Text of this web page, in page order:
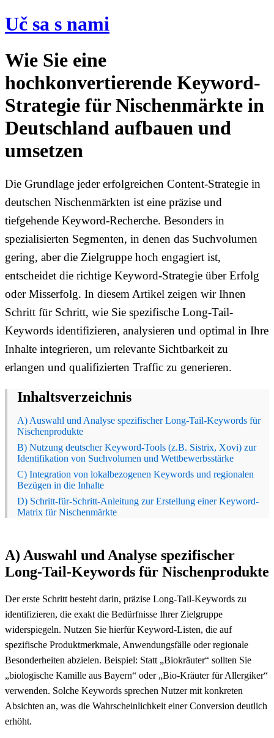
Preskočiť
na
Uč sa s nami
Wie Sie eine
hochkonvertierende Keyword-
Strategie für Nischenmärkte in
Deutschland aufbauen und
umsetzen
Die Grundlage jeder erfolgreichen Content-Strategie in
deutschen Nischenmärkten ist eine präzise und
tiefgehende Keyword-Recherche. Besonders in
spezialisierten Segmenten, in denen das Suchvolumen
gering, aber die Zielgruppe hoch engagiert ist,
entscheidet die richtige Keyword-Strategie über Erfolg
oder Misserfolg. In diesem Artikel zeigen wir Ihnen
Schritt für Schritt, wie Sie spezifische Long-Tail-
Keywords identifizieren, analysieren und optimal in Ihre
Inhalte integrieren, um relevante Sichtbarkeit zu
erlangen und qualifizierten Traffic zu generieren.
Inhaltsverzeichnis
A) Auswahl und Analyse spezifischer Long-Tail-Keywords für
Nischenprodukte
B) Nutzung deutscher Keyword-Tools (z.B. Sistrix, Xovi) zur
Identifikation von Suchvolumen und Wettbewerbsstärke
C) Integration von lokalbezogenen Keywords und regionalen
Bezügen in die Inhalte
D) Schritt-für-Schritt-Anleitung zur Erstellung einer Keyword-
Matrix für Nischenmärkte
A) Auswahl und Analyse spezifischer
Long-Tail-Keywords für Nischenprodukte
Der erste Schritt besteht darin, präzise Long-Tail-Keywords zu
identifizieren, die exakt die Bedürfnisse Ihrer Zielgruppe
widerspiegeln. Nutzen Sie hierfür Keyword-Listen, die auf
spezifische Produktmerkmale, Anwendungsfälle oder regionale
Besonderheiten abzielen. Beispiel: Statt „Biokräuter“ sollten Sie
„biologische Kamille aus Bayern“ oder „Bio-Kräuter für Allergiker“
verwenden. Solche Keywords sprechen Nutzer mit konkreten
Absichten an, was die Wahrscheinlichkeit einer Conversion deutlich
erhöht.